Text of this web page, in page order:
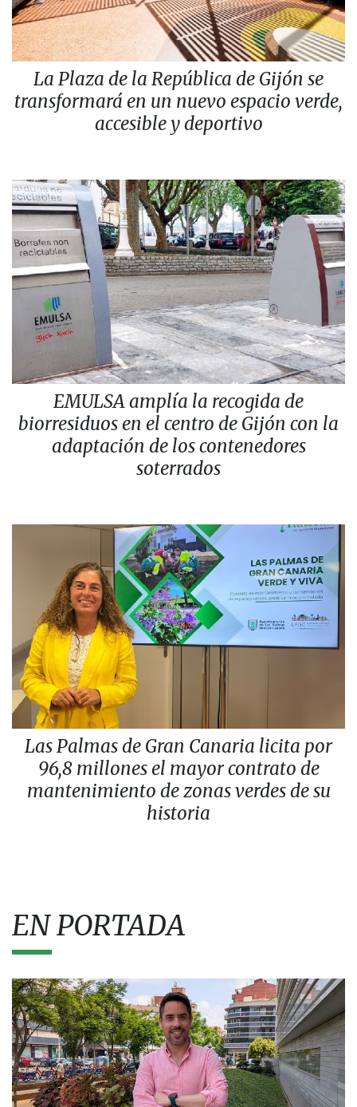
La Plaza de la República de Gijón se
transformará en un nuevo espacio verde,
accesible y deportivo
EMULSA amplía la recogida de
biorresiduos en el centro de Gijón con la
adaptación de los contenedores
soterrados
Las Palmas de Gran Canaria licita por
96,8 millones el mayor contrato de
mantenimiento de zonas verdes de su
historia
EN PORTADA